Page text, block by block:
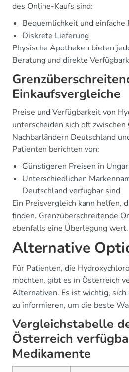
des Online-Kaufs sind:
Bequemlichkeit und einfache
Diskrete Lieferung
Physische Apotheken bieten
Beratung und direkte
Einkaufsvergleiche
Preise und Verfügbarkeit von
unterscheiden sich oft zwischen
Nachbarländern Deutschland
Patienten berichten von:
Günstigeren Preisen in
Unterschiedlichen
Deutschland verfügbar sind
Ein Preisvergleich kann helfen,
finden. Grenzüberschreitende
ebenfalls eine Überlegung wert.
Alternative
Für Patienten, die
möchten, gibt es in Österreich
Alternativen. Es ist wichtig, sich
zu informieren, um die beste
Vergleichstabelle
Österreich
Medikamente